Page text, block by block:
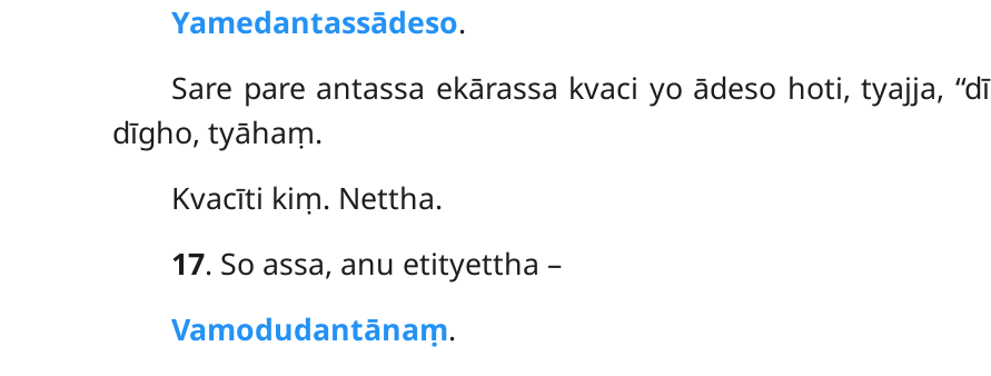
Yamedantassādeso.
Sare pare antassa ekārassa kvaci yo ādeso hoti, tyajja,
dīgho, tyāhaṃ.
Kvacīti kiṃ. Nettha.
17. So assa, anu etityettha –
Vamodudantānaṃ.